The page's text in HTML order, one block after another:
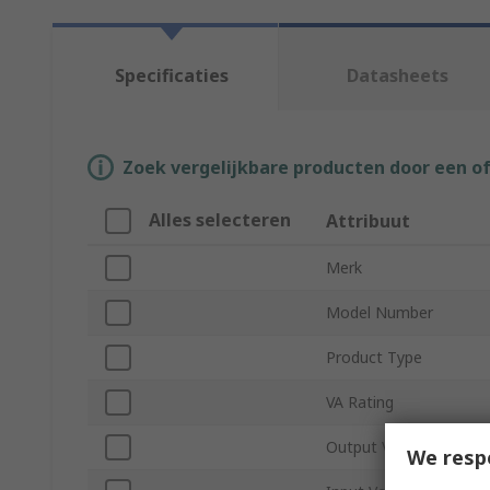
Specificaties Datasheets
Zoek vergelijkbare producten door een
Alles selecteren Attribuut
Merk
Model Number
Product Type
VA Rating
Output Voltage
We